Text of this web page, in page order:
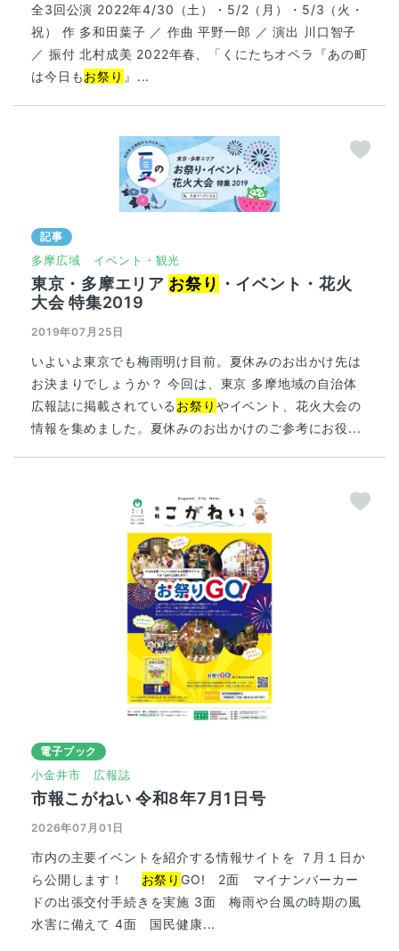
全3回公演 2022年4/30（土）・5/2（月）・5/3（火・
祝） 作 多和田葉子 ／ 作曲 平野一郎 ／ 演出 川口智子
／ 振付 北村成美 2022年春、「くにたちオペラ『あの町
は今日もお祭り 』...
記事
多摩広域 イベント・観光
東京・多摩エリア お祭り ・イベント・花火
大会 特集2019
2019年07月25日
いよいよ東京でも梅雨明け目前。夏休みのお出かけ先は
お決まりでしょうか？ 今回は、東京 多摩地域の自治体
広報誌に掲載されている お祭り やイベント、花火大会の
情報を集めました。夏休みのお出かけのご参考にお役...
電子ブック
小金井市 広報誌
市報こがねい 令和8年7月1日号
2026年07月01日
市内の主要イベントを紹介する情報サイトを ７月１日か
ら公開します！ お祭り GO! 2面 マイナンバーカー
ドの出張交付手続きを実施 3面 梅雨や台風の時期の風
水害に備えて 4面 国民健康...